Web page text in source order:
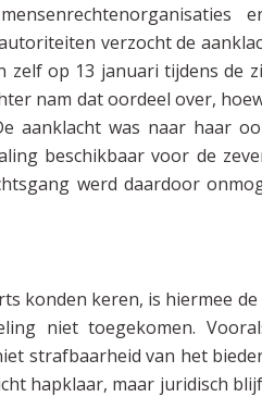
verzocht de
zelf op 13 januari tijdens de
nam dat oordeel over,
aanklacht was naar haar
beschikbaar voor de
werd daardoor
konden keren, is hiermee
niet toegekomen.
strafbaarheid van het
hapklaar, maar juridisch